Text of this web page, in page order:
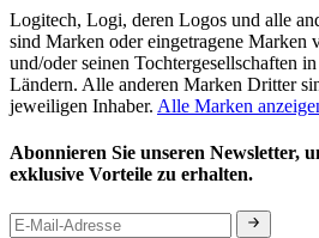
Logitech, Logi, deren Logos und alle
sind Marken oder eingetragene Marken
und/oder seinen Tochtergesellschaften
Ländern. Alle anderen Marken Dritter
jeweiligen Inhaber. Alle Marken
Abonnieren Sie unseren Newsletter,
exklusive Vorteile zu erhalten.